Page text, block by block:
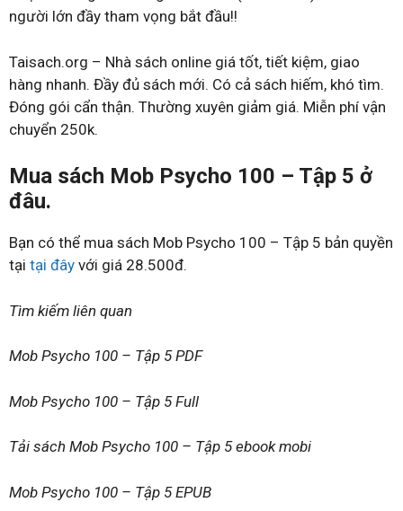
người lớn đầy tham vọng bắt đầu!!
Taisach.org – Nhà sách online giá tốt, tiết kiệm, giao
hàng nhanh. Đầy đủ sách mới. Có cả sách hiếm, khó tìm.
Đóng gói cẩn thận. Thường xuyên giảm giá. Miễn phí vận
chuyển 250k.
Mua sách Mob Psycho 100 – Tập 5 ở
đâu.
Bạn có thể mua sách Mob Psycho 100 – Tập 5 bản quyền
tại tại đây với giá 28.500đ.
Tìm kiếm liên quan
Mob Psycho 100 – Tập 5 PDF
Mob Psycho 100 – Tập 5 Full
Tải sách Mob Psycho 100 – Tập 5 ebook mobi
Mob Psycho 100 – Tập 5 EPUB